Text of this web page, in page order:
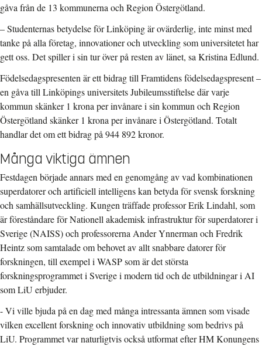
gåva från de 13 kommunerna och Region Östergötland.
– Studenternas betydelse för Linköping är ovärderlig, inte minst med
tanke på alla företag, innovationer och utveckling som universitetet har
gett oss. Det spiller i sin tur över på resten av länet, sa Kristina Edlund.
Födelsedagspresenten är ett bidrag till Framtidens födelsedagspresent –
en gåva till Linköpings universitets Jubileumsstiftelse där varje
kommun skänker 1 krona per invånare i sin kommun och Region
Östergötland skänker 1 krona per invånare i Östergötland. Totalt
handlar det om ett bidrag på 944 892 kronor.
Många viktiga ämnen
Festdagen började annars med en genomgång av vad kombinationen
superdatorer och artificiell intelligens kan betyda för svensk forskning
och samhällsutveckling. Kungen träffade professor Erik Lindahl, som
är föreståndare för Nationell akademisk infrastruktur för superdatorer i
Sverige (NAISS) och professorerna Ander Ynnerman och Fredrik
Heintz som samtalade om behovet av allt snabbare datorer för
forskningen, till exempel i WASP som är det största
forskningsprogrammet i Sverige i modern tid och de utbildningar i AI
som LiU erbjuder.
- Vi ville bjuda på en dag med många intressanta ämnen som visade
vilken excellent forskning och innovativ utbildning som bedrivs på
LiU. Programmet var naturligtvis också utformat efter HM Konungens